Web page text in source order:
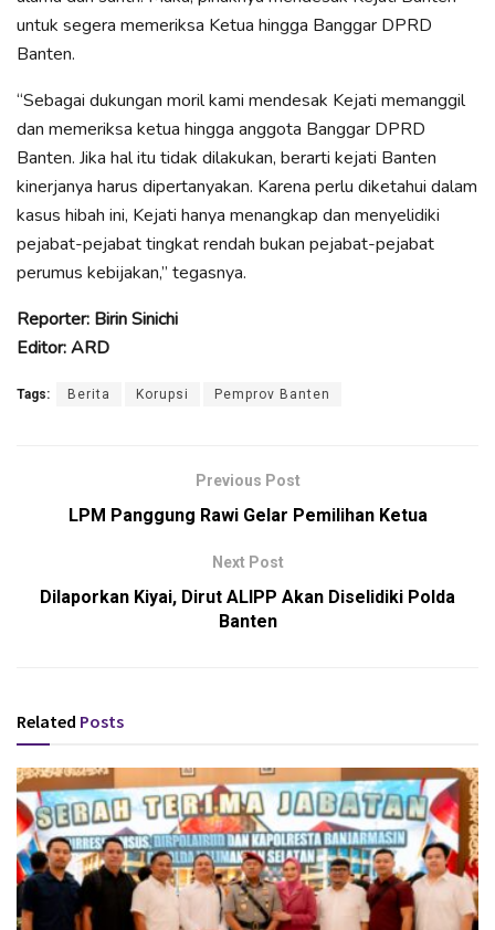
untuk segera memeriksa Ketua hingga Banggar DPRD
Banten.
“Sebagai dukungan moril kami mendesak Kejati memanggil
dan memeriksa ketua hingga anggota Banggar DPRD
Banten. Jika hal itu tidak dilakukan, berarti kejati Banten
kinerjanya harus dipertanyakan. Karena perlu diketahui dalam
kasus hibah ini, Kejati hanya menangkap dan menyelidiki
pejabat-pejabat tingkat rendah bukan pejabat-pejabat
perumus kebijakan,” tegasnya.
Reporter: Birin Sinichi
Editor: ARD
Tags: Berita Korupsi Pemprov Banten
Previous Post
LPM Panggung Rawi Gelar Pemilihan Ketua
Next Post
Dilaporkan Kiyai, Dirut ALIPP Akan Diselidiki Polda
Banten
Related Posts